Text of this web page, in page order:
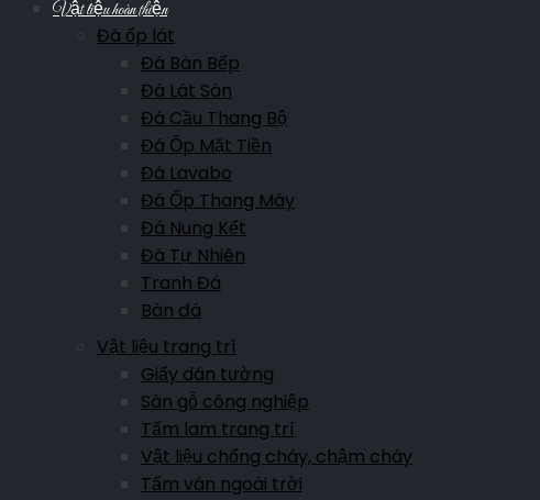
Vật liệu hoàn thiện
Đá ốp lát
Đá Bàn Bếp
Đá Lát Sàn
Đá Cầu Thang Bộ
Đá Ốp Mặt Tiền
Đá Lavabo
Đá Ốp Thang Máy
Đá Nung Kết
Đá Tự Nhiên
Tranh Đá
Bàn đá
Vật liệu trang trí
Giấy dán tường
Sàn gỗ công nghiệp
Tấm lam trang trí
Vật liệu chống cháy, chậm cháy
Tấm ván ngoài trời